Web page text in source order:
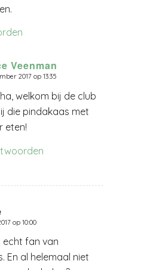
Veenman
2017 op 13:35
welkom bij de club
die pindakaas met
eten!
op 10:00
echt fan van
En al helemaal niet